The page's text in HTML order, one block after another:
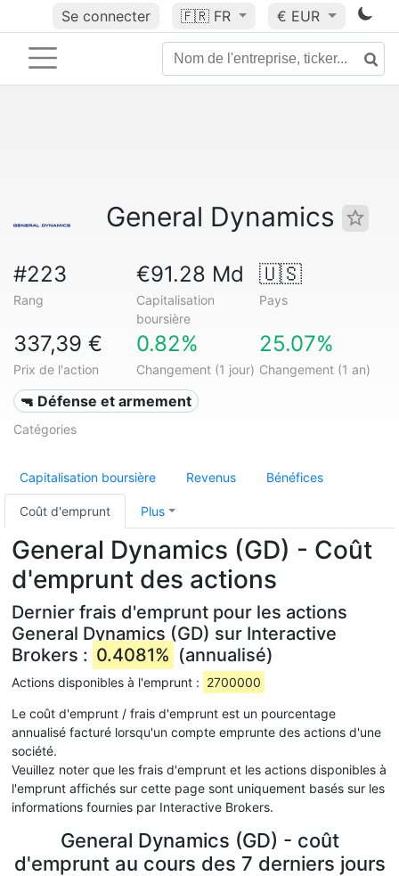
Se connecter 🇫🇷 FR € EUR
General Dynamics
#223
Rang
€91.28 Md
Capitalisation
boursière
🇺🇸
Pays
337,39 €
Prix de l'action
0.82%
Changement (1 jour)
25.07%
Changement (1 an)
🔫 Défense et armement
Catégories
Capitalisation boursière Revenus Bénéfices
Coût d'emprunt Plus
General Dynamics (GD) - Coût
d'emprunt des actions
Dernier frais d'emprunt pour les actions
General Dynamics (GD) sur Interactive
Brokers : 0.4081% (annualisé)
Actions disponibles à l'emprunt : 2700000
Le coût d'emprunt / frais d'emprunt est un pourcentage
annualisé facturé lorsqu'un compte emprunte des actions d'une
société.
Veuillez noter que les frais d'emprunt et les actions disponibles à
l'emprunt affichés sur cette page sont uniquement basés sur les
informations fournies par Interactive Brokers.
General Dynamics (GD) - coût
d'emprunt au cours des 7 derniers jours